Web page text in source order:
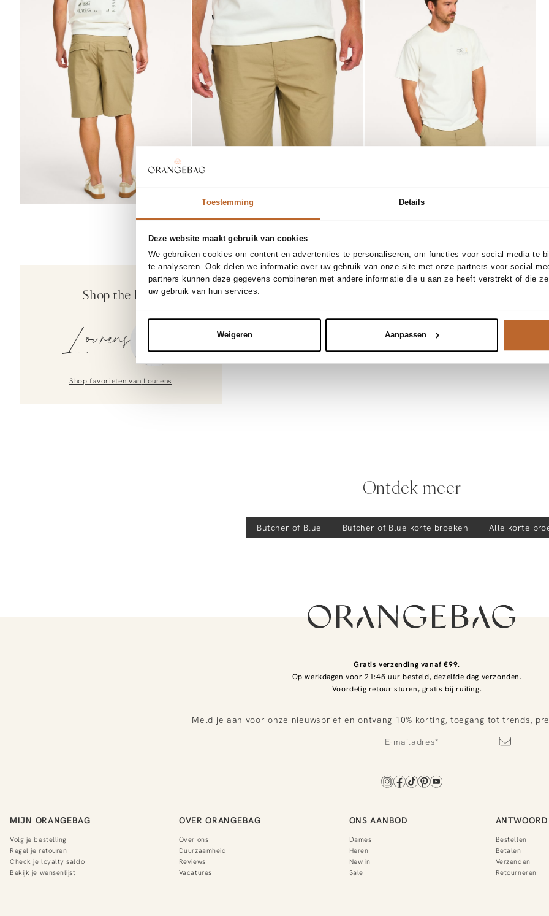
Toestemming Details
Deze website maakt gebruik van cookies
We gebruiken cookies om content en advertenties te personaliseren, om functies voor social media te
te analyseren. Ook delen we informatie over uw gebruik van onze site met onze partners voor social
partners kunnen deze gegevens combineren met andere informatie die u aan ze heeft verstrekt of die
uw gebruik van hun services.
Weigeren Aanpassen
Shop the look
Lourens
Shop favorieten van Lourens
Ontdek meer
Butcher of Blue Butcher of Blue korte broeken Alle korte
Gratis verzending vanaf €99.
Op werkdagen voor 21:45 uur besteld, dezelfde dag verzonden.
Voordelig retour sturen, gratis bij ruiling.
Meld je aan voor onze nieuwsbrief en ontvang 10% korting, toegang tot trends,
MIJN ORANGEBAG
Volg je bestelling
Regel je retouren
Check je loyalty saldo
Bekijk je wensenlijst
OVER ORANGEBAG
Over ons
Duurzaamheid
Reviews
Vacatures
ONS AANBOD
Dames
Heren
New in
Sale
Bestellen
Betalen
Verzenden
Retourneren